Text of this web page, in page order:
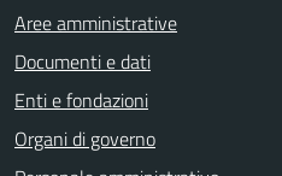
Aree amministrative
Documenti e dati
Enti e fondazioni
Organi di governo